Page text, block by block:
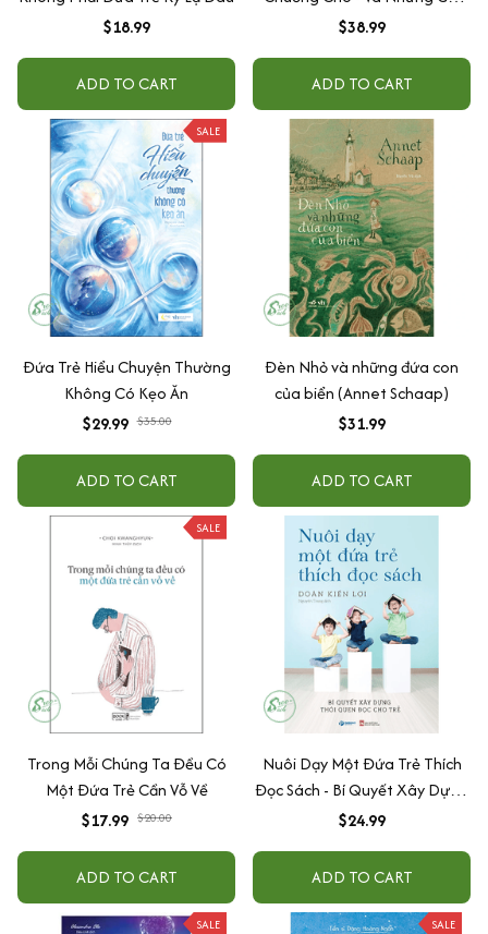
$18.99
ADD TO CART
Chép Khác Của Một Bác Sĩ
$38.99
ADD TO CART
SALE
Đứa Trẻ Hiểu Chuyện Thường
Không Có Kẹo Ăn
$29.99 $35.00
ADD TO CART
Đèn Nhỏ và những đứa con
của biển (Annet Schaap)
$31.99
ADD TO CART
SALE
Trong Mỗi Chúng Ta Đều Có
Một Đứa Trẻ Cần Vỗ Về
$17.99 $20.00
ADD TO CART
Nuôi Dạy Một Đứa Trẻ Thích
Đọc Sách - Bí Quyết Xây Dựng
Thói Quen Đọc Cho Trẻ
$24.99
ADD TO CART
SALE SALE